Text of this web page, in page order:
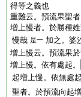
得等之義也
重難云。預流果聖
増上慢者。於勝種
慢哉 是一 加之。婆
増上慢云。預流果
増上慢。依有處起。
起増上慢。依無處
聖者。於預流向起